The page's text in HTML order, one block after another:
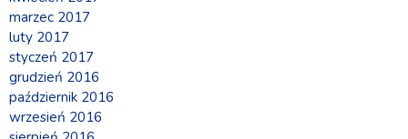
marzec 2017
luty 2017
styczeń 2017
grudzień 2016
październik 2016
wrzesień 2016